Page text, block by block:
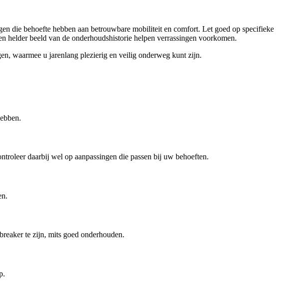
die behoefte hebben aan betrouwbare mobiliteit en comfort. Let goed op specifieke
helder beeld van de onderhoudshistorie helpen verrassingen voorkomen.
waarmee u jarenlang plezierig en veilig onderweg kunt zijn.
daarbij wel op aanpassingen die passen bij uw behoeften.
te zijn, mits goed onderhouden.